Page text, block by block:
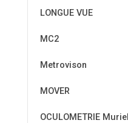
LONGUE VUE
MC2
Metrovison
MOVER
OCULOMETRIE